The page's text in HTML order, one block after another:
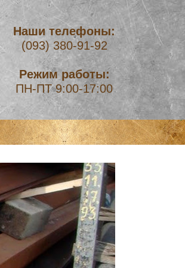
Наши телефоны:
(093) 380-91-92
Режим работы:
ПН-ПТ 9:00-17:00